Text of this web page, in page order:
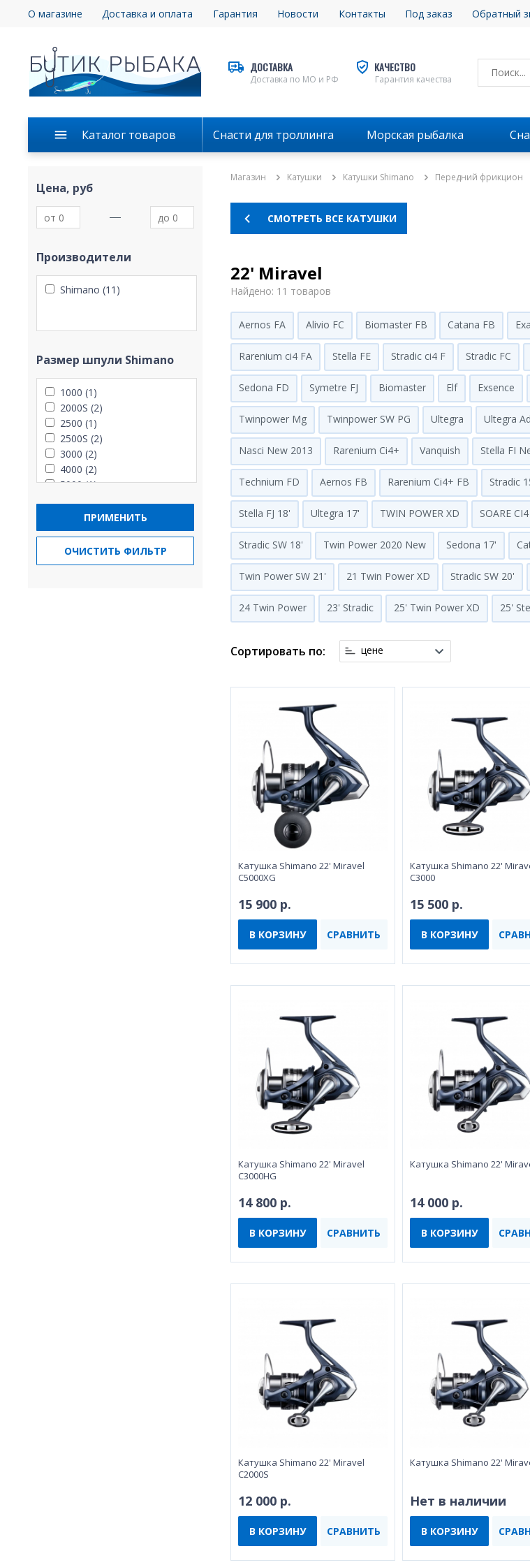
О магазине Доставка и оплата Гарантия Новости Контакты Под заказ Обратный
ДОСТАВКА
Доставка по МО и РФ
КАЧЕСТВО
Гарантия качества
Каталог товаров Снасти для троллинга Морская рыбалка
Цена, руб
Производители
Shimano (11)
Размер шпули Shimano
1000 (1)
2000S (2)
2500 (1)
2500S (2)
3000 (2)
4000 (2)
5000 (1)
ПРИМЕНИТЬ
ОЧИСТИТЬ ФИЛЬТР
Магазин Катушки Катушки Shimano Передний фрикцион
СМОТРЕТЬ ВСЕ КАТУШКИ
22' Miravel
Найдено: 11 товаров
Aernos FA Alivio FC Biomaster FB Catana FB
Rarenium ci4 FA Stella FE Stradic ci4 F Stradic FC
Sedona FD Symetre FJ Biomaster Elf Exsence
Twinpower Mg Twinpower SW PG Ultegra Ultegra
Nasci New 2013 Rarenium Ci4+ Vanquish Stella FI
Technium FD Aernos FB Rarenium Ci4+ FB Stradic
Stella FJ 18' Ultegra 17' TWIN POWER XD SOARE CI4
Stradic SW 18' Twin Power 2020 New Sedona 17'
Twin Power SW 21' 21 Twin Power XD Stradic SW 20'
24 Twin Power 23' Stradic 25' Twin Power XD 25'
Сортировать по: цене
Катушка Shimano 22' Miravel
C5000XG
15 900 р.
В КОРЗИНУ СРАВНИТЬ
Катушка Shimano 22'
C3000
15 500 р.
В КОРЗИНУ
Катушка Shimano 22' Miravel
C3000HG
14 800 р.
В КОРЗИНУ СРАВНИТЬ
Катушка Shimano 22'
14 000 р.
В КОРЗИНУ
Катушка Shimano 22' Miravel
C2000S
12 000 р.
В КОРЗИНУ СРАВНИТЬ
Катушка Shimano 22'
Нет в наличии
В КОРЗИНУ